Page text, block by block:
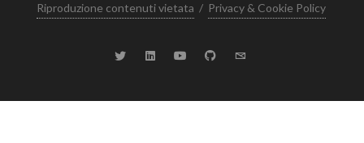
Riproduzione contenuti vietata / Privacy & Cookie Policy